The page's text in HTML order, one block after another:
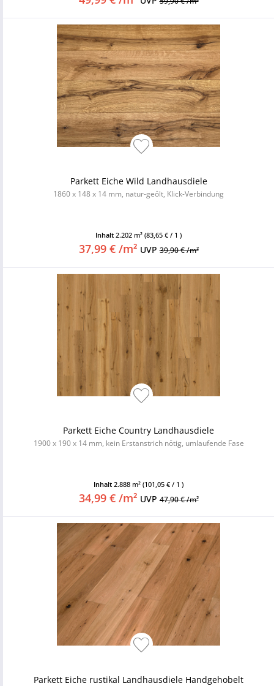
Parkett Eiche Wild Landhausdiele
1860 x 148 x 14 mm, natur-geölt, Klick-Verbindung
Inhalt 2.202 m² (83,65 € / 1 )
37,99 € /m² UVP39,90 € /m²
Parkett Eiche Country Landhausdiele
1900 x 190 x 14 mm, kein Erstanstrich nötig, umlaufende Fase
Inhalt 2.888 m² (101,05 € / 1 )
34,99 € /m² UVP47,90 € /m²
Parkett Eiche rustikal Landhausdiele Handgehobelt